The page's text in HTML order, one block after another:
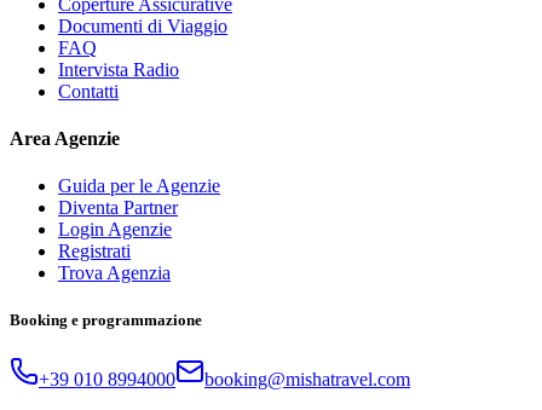
Documenti di Viaggio
FAQ
Intervista Radio
Contatti
Area Agenzie
Guida per le Agenzie
Diventa Partner
Login Agenzie
Registrati
Trova Agenzia
Booking e programmazione
+39 010 8994000 booking@mishatravel.com